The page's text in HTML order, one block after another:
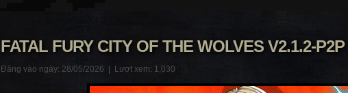
FATAL FURY CITY OF THE WOLVES V2.1.2-P2P
Đăng vào ngày: 28/05/2026 | Lượt xem: 1,030